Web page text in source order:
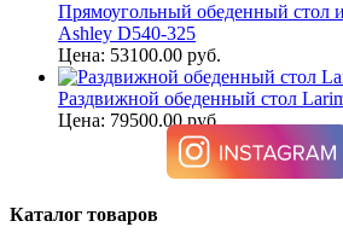
Прямоугольный обеденный стол
Ashley D540-325
Цена: 53100.00 руб.
Раздвижной обеденный стол
Цена: 79500.00 руб.
Каталог товаров